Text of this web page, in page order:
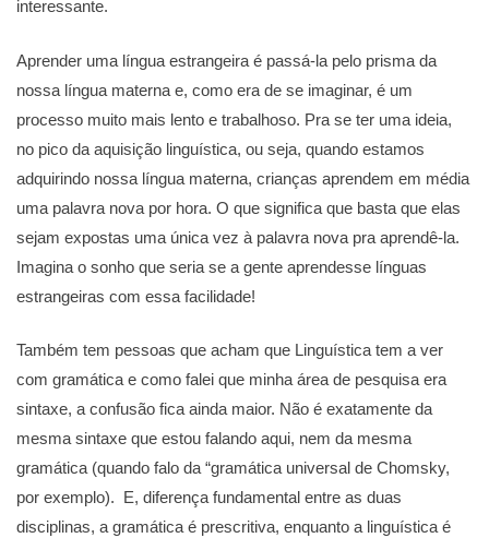
interessante.
Aprender uma língua estrangeira é passá-la pelo prisma da
nossa língua materna e, como era de se imaginar, é um
processo muito mais lento e trabalhoso. Pra se ter uma ideia,
no pico da aquisição linguística, ou seja, quando estamos
adquirindo nossa língua materna, crianças aprendem em média
uma palavra nova por hora. O que significa que basta que elas
sejam expostas uma única vez à palavra nova pra aprendê-la.
Imagina o sonho que seria se a gente aprendesse línguas
estrangeiras com essa facilidade!
Também tem pessoas que acham que Linguística tem a ver
com gramática e como falei que minha área de pesquisa era
sintaxe, a confusão fica ainda maior. Não é exatamente da
mesma sintaxe que estou falando aqui, nem da mesma
gramática (quando falo da “gramática universal de Chomsky,
por exemplo). E, diferença fundamental entre as duas
disciplinas, a gramática é prescritiva, enquanto a linguística é